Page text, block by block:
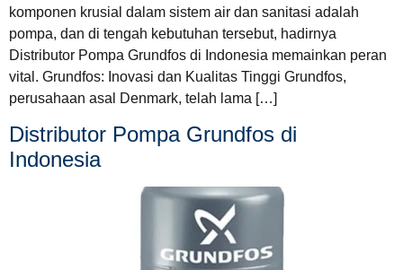
komponen krusial dalam sistem air dan sanitasi adalah
pompa, dan di tengah kebutuhan tersebut, hadirnya
Distributor Pompa Grundfos di Indonesia memainkan peran
vital. Grundfos: Inovasi dan Kualitas Tinggi Grundfos,
perusahaan asal Denmark, telah lama […]
Distributor Pompa Grundfos di
Indonesia